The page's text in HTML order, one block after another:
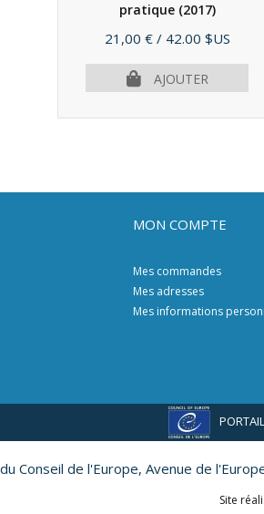
pratique (2017)
Prix
21,00 € / 42.00 $US
AJOUTER
MON COMPTE
Mes commandes
Mes adresses
Mes informations
Conseil de l'Europe, Avenue de
Site